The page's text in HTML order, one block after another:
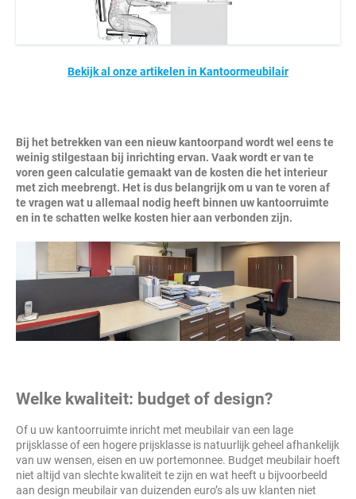
Bekijk al onze artikelen in Kantoormeubilair
Bij het betrekken van een nieuw kantoorpand wordt wel eens te
weinig stilgestaan bij inrichting ervan. Vaak wordt er van te
voren geen calculatie gemaakt van de kosten die het interieur
met zich meebrengt. Het is dus belangrijk om u van te voren af
te vragen wat u allemaal nodig heeft binnen uw kantoorruimte
en in te schatten welke kosten hier aan verbonden zijn.
Welke kwaliteit: budget of design?
Of u uw kantoorruimte inricht met meubilair van een lage
prijsklasse of een hogere prijsklasse is natuurlijk geheel afhankelijk
van uw wensen, eisen en uw portemonnee. Budget meubilair hoeft
niet altijd van slechte kwaliteit te zijn en wat heeft u bijvoorbeeld
aan design meubilair van duizenden euro’s als uw klanten niet